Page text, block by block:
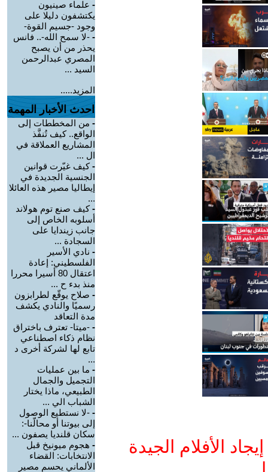
الأفلام الجيدة
- علماء صينيون
يكتشفون دليلا على
وجود -جسيم القوة-
- -لا سمح الله-.. فانس
يحذر من أن يصبح
المصري عبدالرحمن
السيد ...
المزيد.....
احدث الأخبار المهمة
- من المخططات إلى
الواقع.. كيف تُنفَّذ
المشاريع العملاقة في
ال ...
-كيف غيّرت قوانين
الجنسية الجديدة في
إيطاليا مصير هذه العائلا
...
-كيف صنع توم هولاند
أسلوبه الخاص إلى
جانب زيندايا على
السجادة ...
- نادي الأسير
الفلسطيني: إعادة
اعتقال 80 أسيرا محررا
منذ بدء ح ...
- صلاح يوقّع لطرابزون
رسميًا والنادي يكشف
مدة التعاقد
- -ميتا- تعترف باختراق
نظام ذكاء اصطناعي
تابع لها لشركة أخرى د
...
- ما بين عمليات
التجميل والجمال
الطبيعي، ماذا يختار
الشباب الي ...
- -لا نستطيع الوصول
إلى بيوتنا أو محالّنا-:
سكان قلنديا يصفون ...
- هجوم ميونيخ قبل
الانتخابات: القضاء
الألماني يحسم مصير